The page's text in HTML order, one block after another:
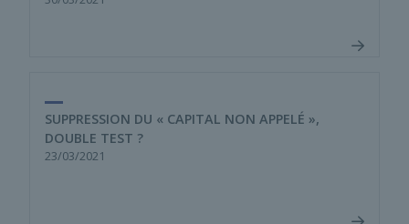
SUPPRESSION DU « CAPITAL NON APPELÉ »,
DOUBLE TEST ?
23/03/2021